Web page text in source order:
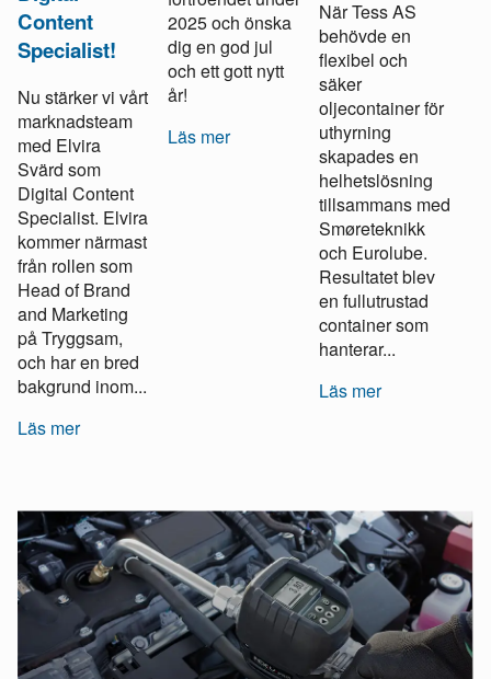
Content
Specialist!
Nu stärker vi vårt
marknadsteam
med Elvira
Svärd som
Digital Content
Specialist. Elvira
kommer närmast
från rollen som
Head of Brand
and Marketing
på Tryggsam,
och har en bred
bakgrund inom...
Läs mer
2025 och önska
dig en god jul
och ett gott nytt
år!
Läs mer
När Tess AS
behövde en
flexibel och
säker
oljecontainer för
uthyrning
skapades en
helhetslösning
tillsammans med
Smøreteknikk
och Eurolube.
Resultatet blev
en fullutrustad
container som
hanterar...
Läs mer